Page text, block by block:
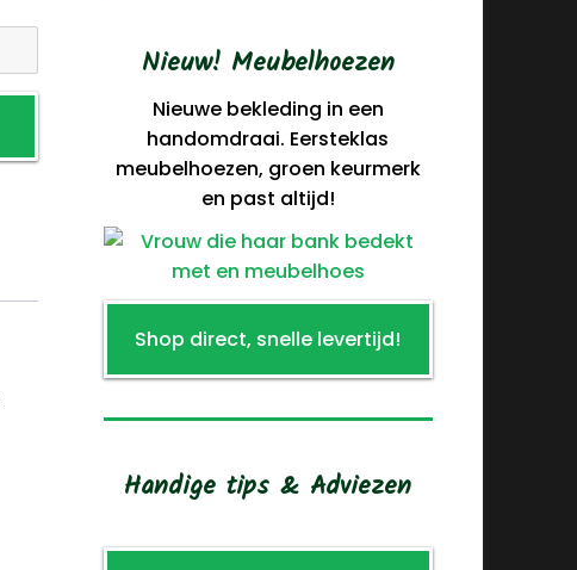
Nieuw! Meubelhoezen
Nieuwe bekleding in een
handomdraai. Eersteklas
meubelhoezen, groen keurmerk
en past altijd!
Shop direct, snelle levertijd!
Handige tips & Adviezen